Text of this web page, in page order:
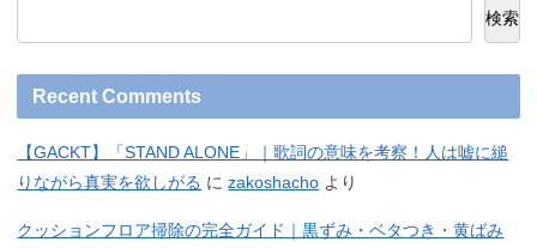
検索
Recent Comments
【GACKT】「STAND ALONE」｜歌詞の意味を考察！人は嘘に縋
りながら真実を欲しがる にzakoshacho より
クッションフロア掃除の完全ガイド｜黒ずみ・ベタつき・黄ばみ